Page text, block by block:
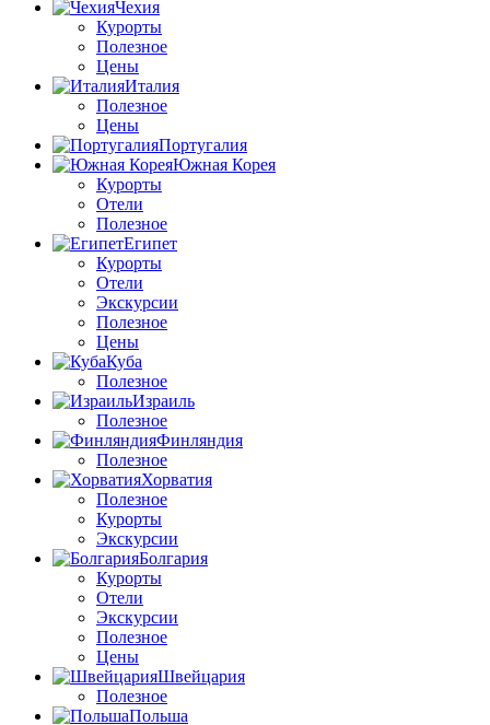
Чехия
Курорты
Полезное
Цены
Италия
Полезное
Цены
Португалия
Южная Корея
Курорты
Отели
Полезное
Египет
Курорты
Отели
Экскурсии
Полезное
Цены
Куба
Полезное
Израиль
Полезное
Финляндия
Полезное
Хорватия
Полезное
Курорты
Экскурсии
Болгария
Курорты
Отели
Экскурсии
Полезное
Цены
Швейцария
Полезное
Польша